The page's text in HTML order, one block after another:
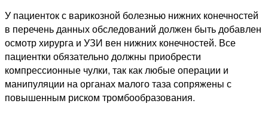
У пациенток с варикозной болезнью нижних конечностей
в перечень данных обследований должен быть добавлен
осмотр хирурга и УЗИ вен нижних конечностей. Все
пациентки обязательно должны приобрести
компрессионные чулки, так как любые операции и
манипуляции на органах малого таза сопряжены с
повышенным риском тромбообразования.